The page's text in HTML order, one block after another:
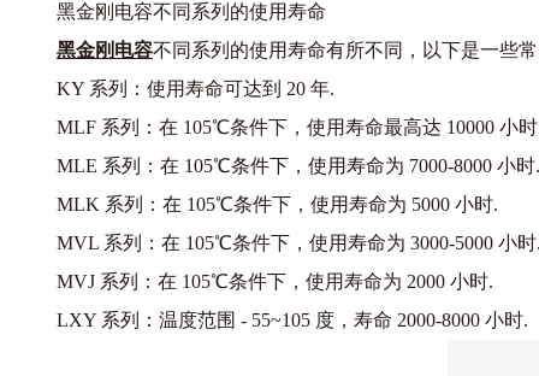
黑金刚电容不同系列的使用寿命
黑金刚电容不同系列的使用寿命有所不同，以下是一些
KY 系列：使用寿命可达到 20 年.
MLF 系列：在 105℃条件下，使用寿命最高达 10000 小
MLE 系列：在 105℃条件下，使用寿命为 7000-8000 小时.
MLK 系列：在 105℃条件下，使用寿命为 5000 小时.
MVL 系列：在 105℃条件下，使用寿命为 3000-5000 小
MVJ 系列：在 105℃条件下，使用寿命为 2000 小时.
LXY 系列：温度范围 - 55~105 度，寿命 2000-8000 小时.